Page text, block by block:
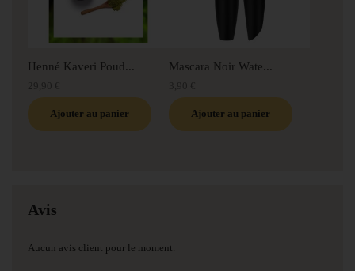
Henné Kaveri Poud...
29,90 €
Ajouter au panier
Mascara Noir Wate...
3,90 €
Ajouter au panier
Avis
Aucun avis client pour le moment.